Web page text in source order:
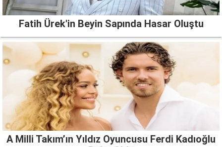
Fatih Ürek'in Beyin Sapında Hasar Oluştu
A Milli Takım’ın Yıldız Oyuncusu Ferdi Kadıoğlu